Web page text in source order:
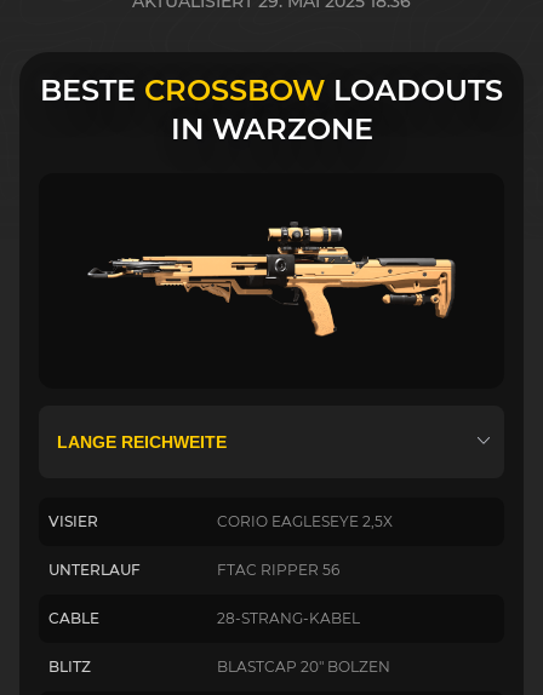
BESTE CROSSBOW LOADOUTS
IN WARZONE
VISIER CORIO EAGLESEYE 2,5X
UNTERLAUF FTAC RIPPER 56
CABLE 28-STRANG-KABEL
BLITZ BLASTCAP 20" BOLZEN